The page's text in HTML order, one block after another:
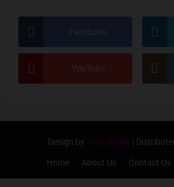
Facebook
YouTube
Design by Templateify |
Home About Us Contact Us